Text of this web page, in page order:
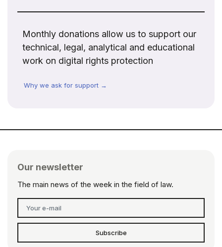
Monthly donations allow us to support our
technical, legal, analytical and educational
work on digital rights protection
Why we ask for support →
Our newsletter
The main news of the week in the field of law.
Subscribe